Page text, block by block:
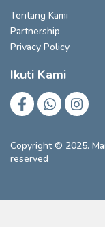
Tentang Kami
Partnership
Privacy Policy
Ikuti Kami
Copyright © 2025.
reserved